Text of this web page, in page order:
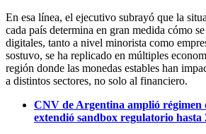
En esa línea, el ejecutivo subrayó que la
cada país determina en gran medida cómo
digitales, tanto a nivel minorista como
sostuvo, se ha replicado en múltiples
región donde las monedas estables han
a distintos sectores, no solo al financiero.
CNV de Argentina amplió régimen
extendió sandbox regulatorio hasta